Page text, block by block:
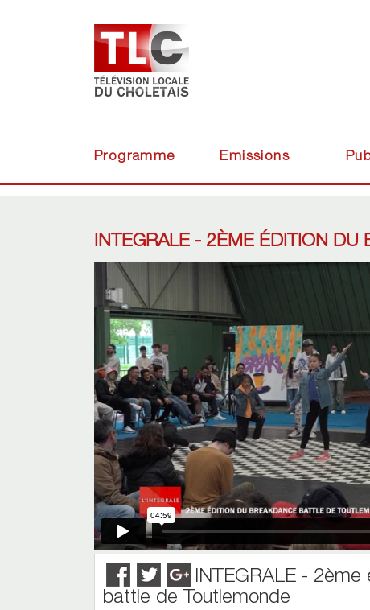
Programme Emissions
INTEGRALE - 2ÈME ÉDITION DU
INTEGRALE -
battle de Toutlemonde